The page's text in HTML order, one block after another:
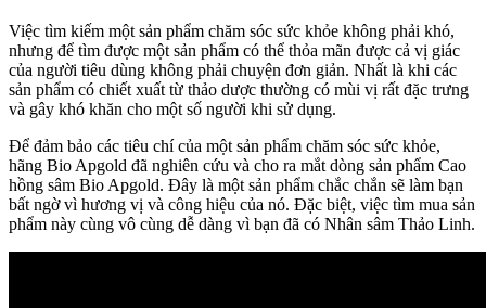
Việc tìm kiếm một sản phẩm chăm sóc sức khỏe không phải khó,
nhưng để tìm được một sản phẩm có thể thỏa mãn được cả vị giác
của người tiêu dùng không phải chuyện đơn giản. Nhất là khi các
sản phẩm có chiết xuất từ thảo dược thường có mùi vị rất đặc trưng
và gây khó khăn cho một số người khi sử dụng.
Để đảm bảo các tiêu chí của một sản phẩm chăm sóc sức khỏe,
hãng Bio Apgold đã nghiên cứu và cho ra mắt dòng sản phẩm Cao
hồng sâm Bio Apgold. Đây là một sản phẩm chắc chắn sẽ làm bạn
bất ngờ vì hương vị và công hiệu của nó. Đặc biệt, việc tìm mua sản
phẩm này cùng vô cùng dễ dàng vì bạn đã có Nhân sâm Thảo Linh.